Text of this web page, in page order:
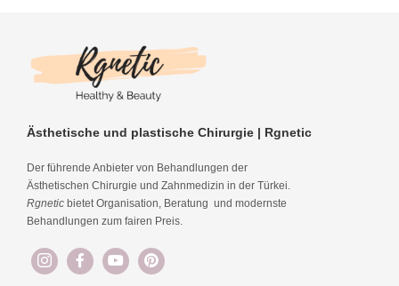
Ästhetische und plastische Chirurgie | Rgnetic
Der führende Anbieter von Behandlungen der
Ästhetischen Chirurgie und Zahnmedizin in der Türkei.
Rgnetic bietet Organisation, Beratung und modernste
Behandlungen zum fairen Preis.